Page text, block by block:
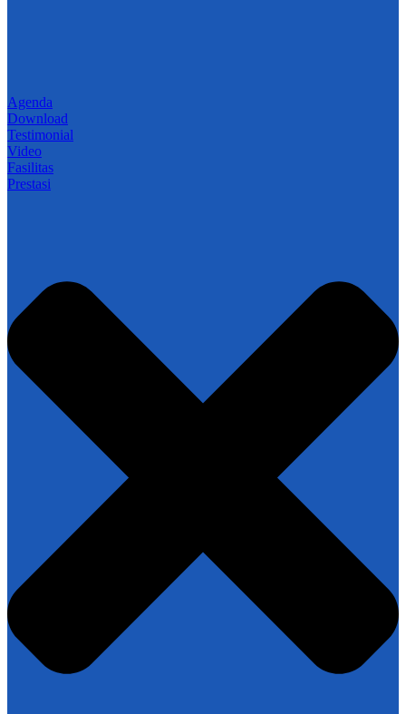
Agenda
Download
Testimonial
Video
Fasilitas
Prestasi